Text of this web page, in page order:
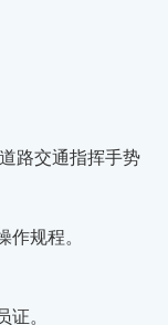
路交通指挥手势
规程。
。